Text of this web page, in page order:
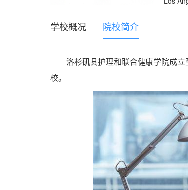
学校概况 院校简介
洛杉矶县护理和联合健康学院成立
校。